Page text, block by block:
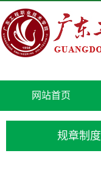
网站首页
规章制度